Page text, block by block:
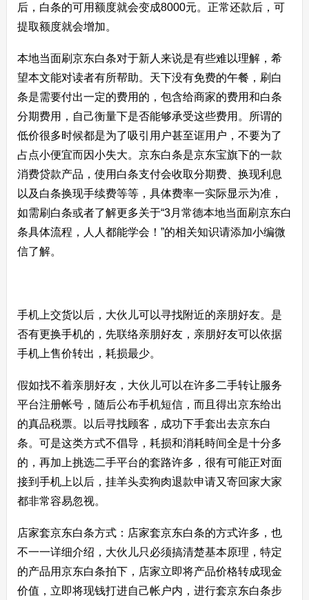
后，白条的可用额度就会变成8000元。正常还款后，可
提取额度就会增加。
本地当面刷京东白条对于新人来说是有些难以理解，希
望本文能对读者有所帮助。天下没有免费的午餐，刷白
条是需要付出一定的费用的，包含给商家的费用和白条
分期费用，自己衡量下是否能够承受这些费用。所谓的
低价很多时候都是为了吸引用户甚至诓用户，不要为了
占点小便宜而因小失大。京东白条是京东宝旗下的一款
消费贷款产品，使用白条支付会收取分期费、换现利息
以及白条换现手续费等等，具体费率一实际显示为准，
如需刷白条或者了解更多关于“3月常德本地当面刷京东白
条具体流程，人人都能学会！”的相关知识请添加小编微
信了解。
手机上交货以后，大伙儿可以寻找附近的亲朋好友。是
否有更换手机的，先联络亲朋好友，亲朋好友可以依据
手机上售价转出，耗损最少。
假如找不着亲朋好友，大伙儿可以在许多二手转让服务
平台注册帐号，随后公布手机短信，而且得出京东给出
的真品税票。以后寻找顾客，成功下手套出去京东白
条。可是这类方式不倡导，耗损和消耗時间全是十分多
的，再加上挑选二手平台的套路许多，很有可能正对面
接到手机上以后，挂羊头卖狗肉退款申请又寄回家大家
都非常容易忽视。
店家套京东白条方式： 店家套京东白条的方式许多，也
不一一详细介绍，大伙儿只必须搞清楚基本原理，特定
的产品用京东白条拍下，店家立即将产品价格转成现金
价值，立即将现钱打进自己帐户内，进行套京东白条步